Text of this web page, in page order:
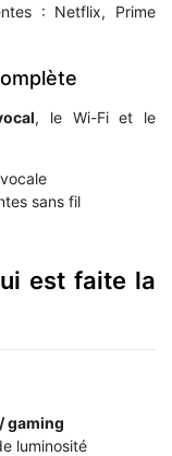
: Netflix, Prime
, le Wi-Fi et le
sans fil
est faite la
gaming
luminosité